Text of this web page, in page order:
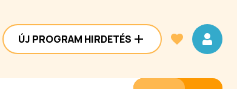
ÚJ PROGRAM HIRDETÉS